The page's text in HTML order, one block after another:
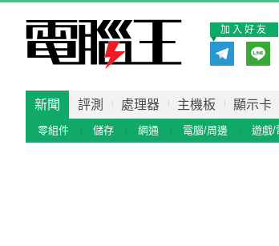
加入好友
新聞 評測 處理器 主機板 顯示卡
零組件 儲存 網通 電腦/周邊 遊戲/